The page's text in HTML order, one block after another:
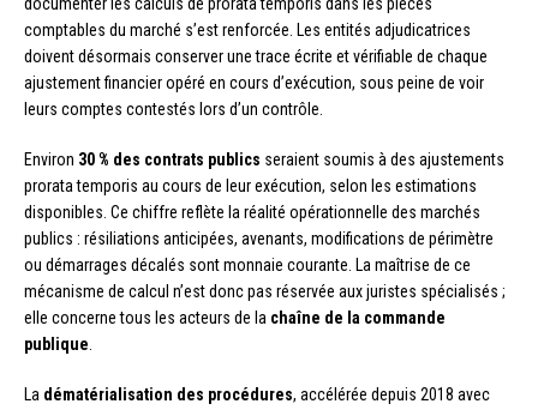
documenter les calculs de prorata temporis dans les pièces
comptables du marché s’est renforcée. Les entités adjudicatrices
doivent désormais conserver une trace écrite et vérifiable de chaque
ajustement financier opéré en cours d’exécution, sous peine de voir
leurs comptes contestés lors d’un contrôle.
Environ 30 % des contrats publics seraient soumis à des ajustements
prorata temporis au cours de leur exécution, selon les estimations
disponibles. Ce chiffre reflète la réalité opérationnelle des marchés
publics : résiliations anticipées, avenants, modifications de périmètre
ou démarrages décalés sont monnaie courante. La maîtrise de ce
mécanisme de calcul n’est donc pas réservée aux juristes spécialisés ;
elle concerne tous les acteurs de la chaîne de la commande
publique.
La dématérialisation des procédures, accélérée depuis 2018 avec